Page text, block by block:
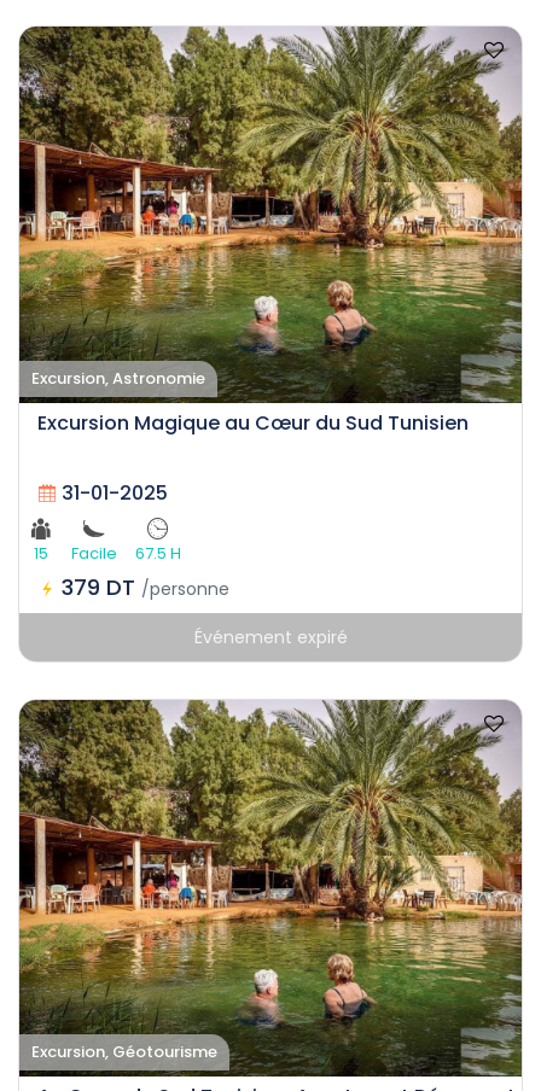
Excursion, Astronomie
Excursion Magique au Cœur du Sud Tunisien
31-01-2025
15 Facile 67.5 H
379 DT /personne
Événement expiré
Excursion, Géotourisme